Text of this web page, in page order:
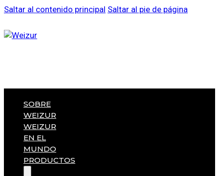
Saltar al contenido principal Saltar al pie de página
SOBRE
WEIZUR
WEIZUR
EN EL
MUNDO
PRODUCTOS